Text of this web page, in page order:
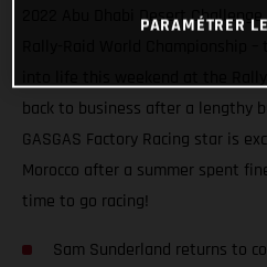
2022 Abu Dhabi Desert
back to business after a lengthy
GASGAS Factory Racing star is
Morocco after a summer spent
time to go racing!
Sam Sunderland returns to
PARAMÉTRER